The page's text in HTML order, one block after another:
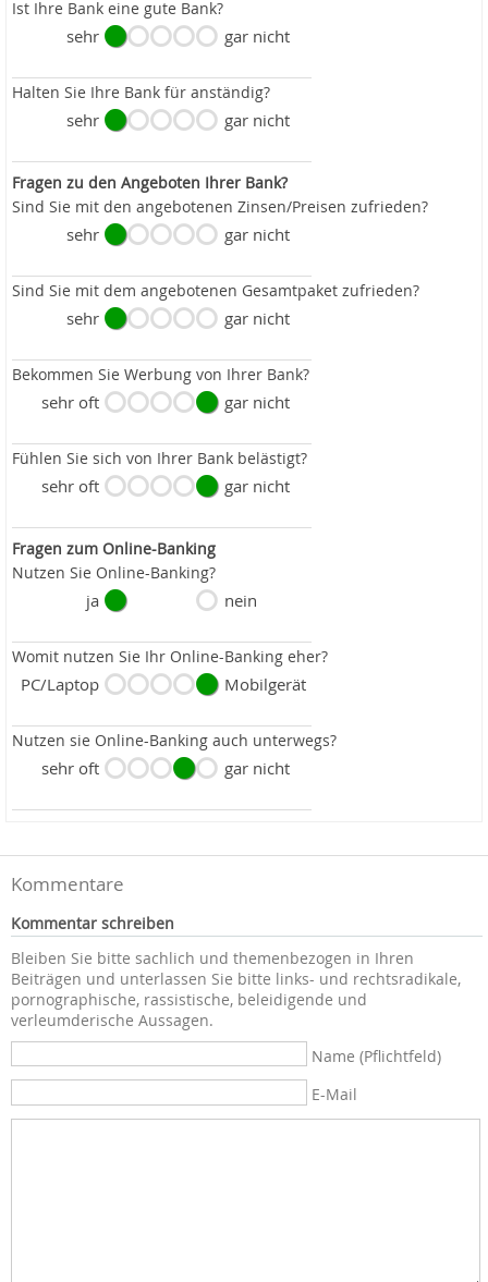
Ist Ihre Bank eine gute Bank?
sehr gar nicht
Halten Sie Ihre Bank für anständig?
sehr gar nicht
Fragen zu den Angeboten Ihrer Bank?
Sind Sie mit den angebotenen Zinsen/Preisen zufrieden?
sehr gar nicht
Sind Sie mit dem angebotenen Gesamtpaket zufrieden?
sehr gar nicht
Bekommen Sie Werbung von Ihrer Bank?
sehr oft gar nicht
Fühlen Sie sich von Ihrer Bank belästigt?
sehr oft gar nicht
Fragen zum Online-Banking
Nutzen Sie Online-Banking?
ja nein
Womit nutzen Sie Ihr Online-Banking eher?
PC/Laptop Mobilgerät
Nutzen sie Online-Banking auch unterwegs?
sehr oft gar nicht
Kommentare
Kommentar schreiben
Bleiben Sie bitte sachlich und themenbezogen in Ihren
Beiträgen und unterlassen Sie bitte links- und rechtsradikale,
pornographische, rassistische, beleidigende und
verleumderische Aussagen.
Name (Pflichtfeld)
E-Mail